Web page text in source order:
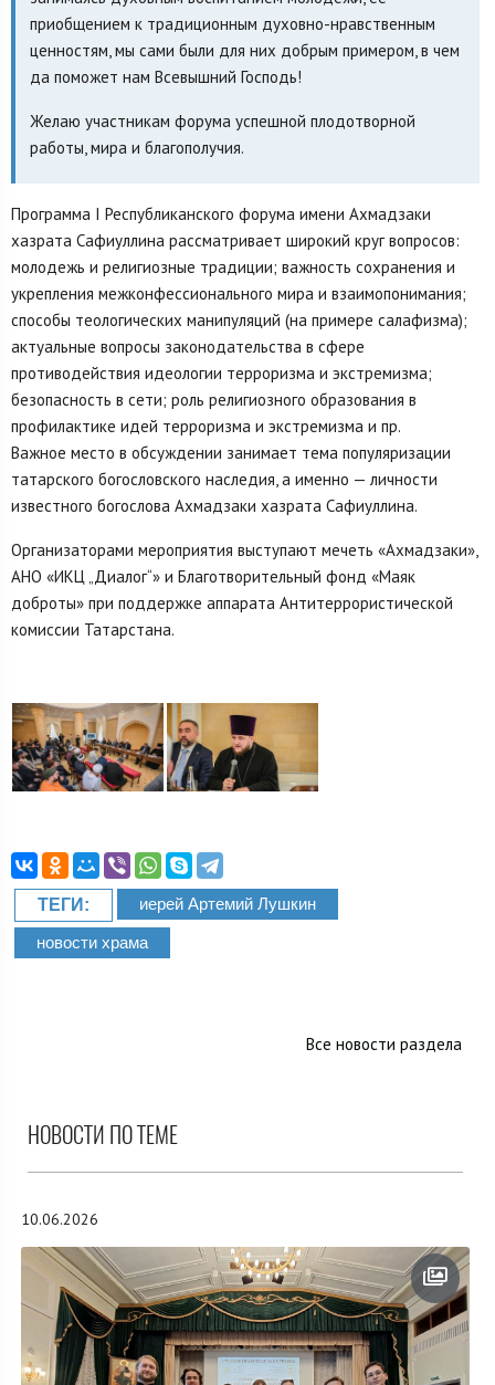
приобщением к традиционным духовно-нравственным
ценностям, мы сами были для них добрым примером, в чем
да поможет нам Всевышний Господь!
Желаю участникам форума успешной плодотворной
работы, мира и благополучия.
Программа I Республиканского форума имени Ахмадзаки
хазрата Сафиуллина рассматривает широкий круг вопросов:
молодежь и религиозные традиции; важность сохранения и
укрепления межконфессионального мира и взаимопонимания;
способы теологических манипуляций (на примере салафизма);
актуальные вопросы законодательства в сфере
противодействия идеологии терроризма и экстремизма;
безопасность в сети; роль религиозного образования в
профилактике идей терроризма и экстремизма и пр.
Важное место в обсуждении занимает тема популяризации
татарского богословского наследия, а именно — личности
известного богослова Ахмадзаки хазрата Сафиуллина.
Организаторами мероприятия выступают мечеть «Ахмадзаки»,
АНО «ИКЦ „Диалог“» и Благотворительный фонд «Маяк
доброты» при поддержке аппарата Антитеррористической
комиссии Татарстана.
ТЕГИ: иерей Артемий Лушкин
новости храма
Все новости раздела
НОВОСТИ ПО ТЕМЕ
10.06.2026